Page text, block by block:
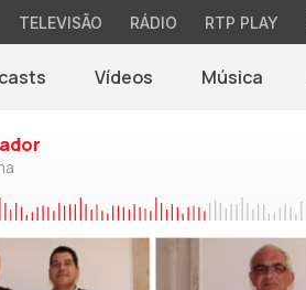
TELEVISÃO RÁDIO RTP PLAY
Vídeos Música